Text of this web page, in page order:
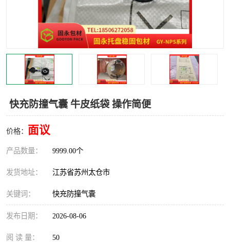
快充防撞气囊 牛皮纸袋 操作简便
价格： 面议
产品数量： 9999.00个
发货地址： 江苏省苏州太仓市
关键词： 快充防撞气囊
发布日期： 2026-08-06
阅 读 量： 50